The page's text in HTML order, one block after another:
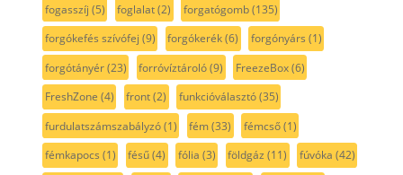
fogasszíj (5) foglalat(2) forgatógomb(135)
forgókefés szívófej (9) forgókerék(6) forgónyárs (1)
forgótányér(23) forróvíztároló(9) FreezeBox(6)
FreshZone (4) front(2) funkcióválasztó(35)
furdulatszámszabályzó(1) fém(33) fémcső(1)
fémkapocs (1) fésű(4) fólia (3) földgáz (11) fúvóka (42)